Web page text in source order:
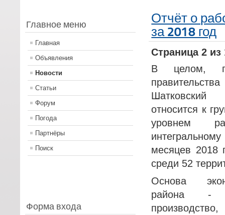
Главное меню
Главная
Объявления
Новости
Статьи
Форум
Погода
Партнёры
Поиск
Форма входа
Отчёт о
за 2018 год
Страница 2 из
В целом,
относится к
уровнем
месяцев 2018
среди 52
Основа
района -